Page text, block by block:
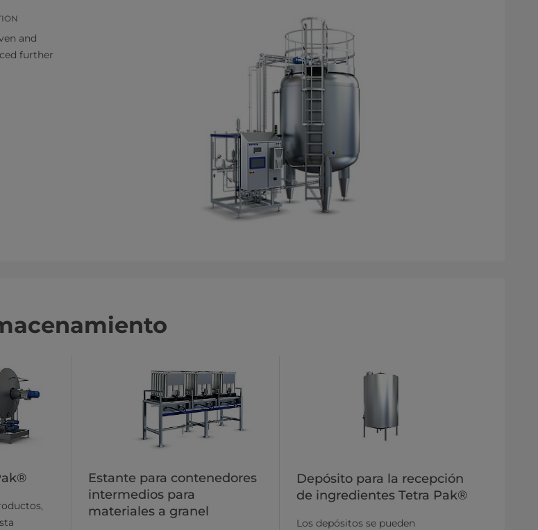
and
further
Estante para contenedores
intermedios para
materiales a granel
Depósito para la recepción
de ingredientes Tetra Pak®
Los depósitos se pueden